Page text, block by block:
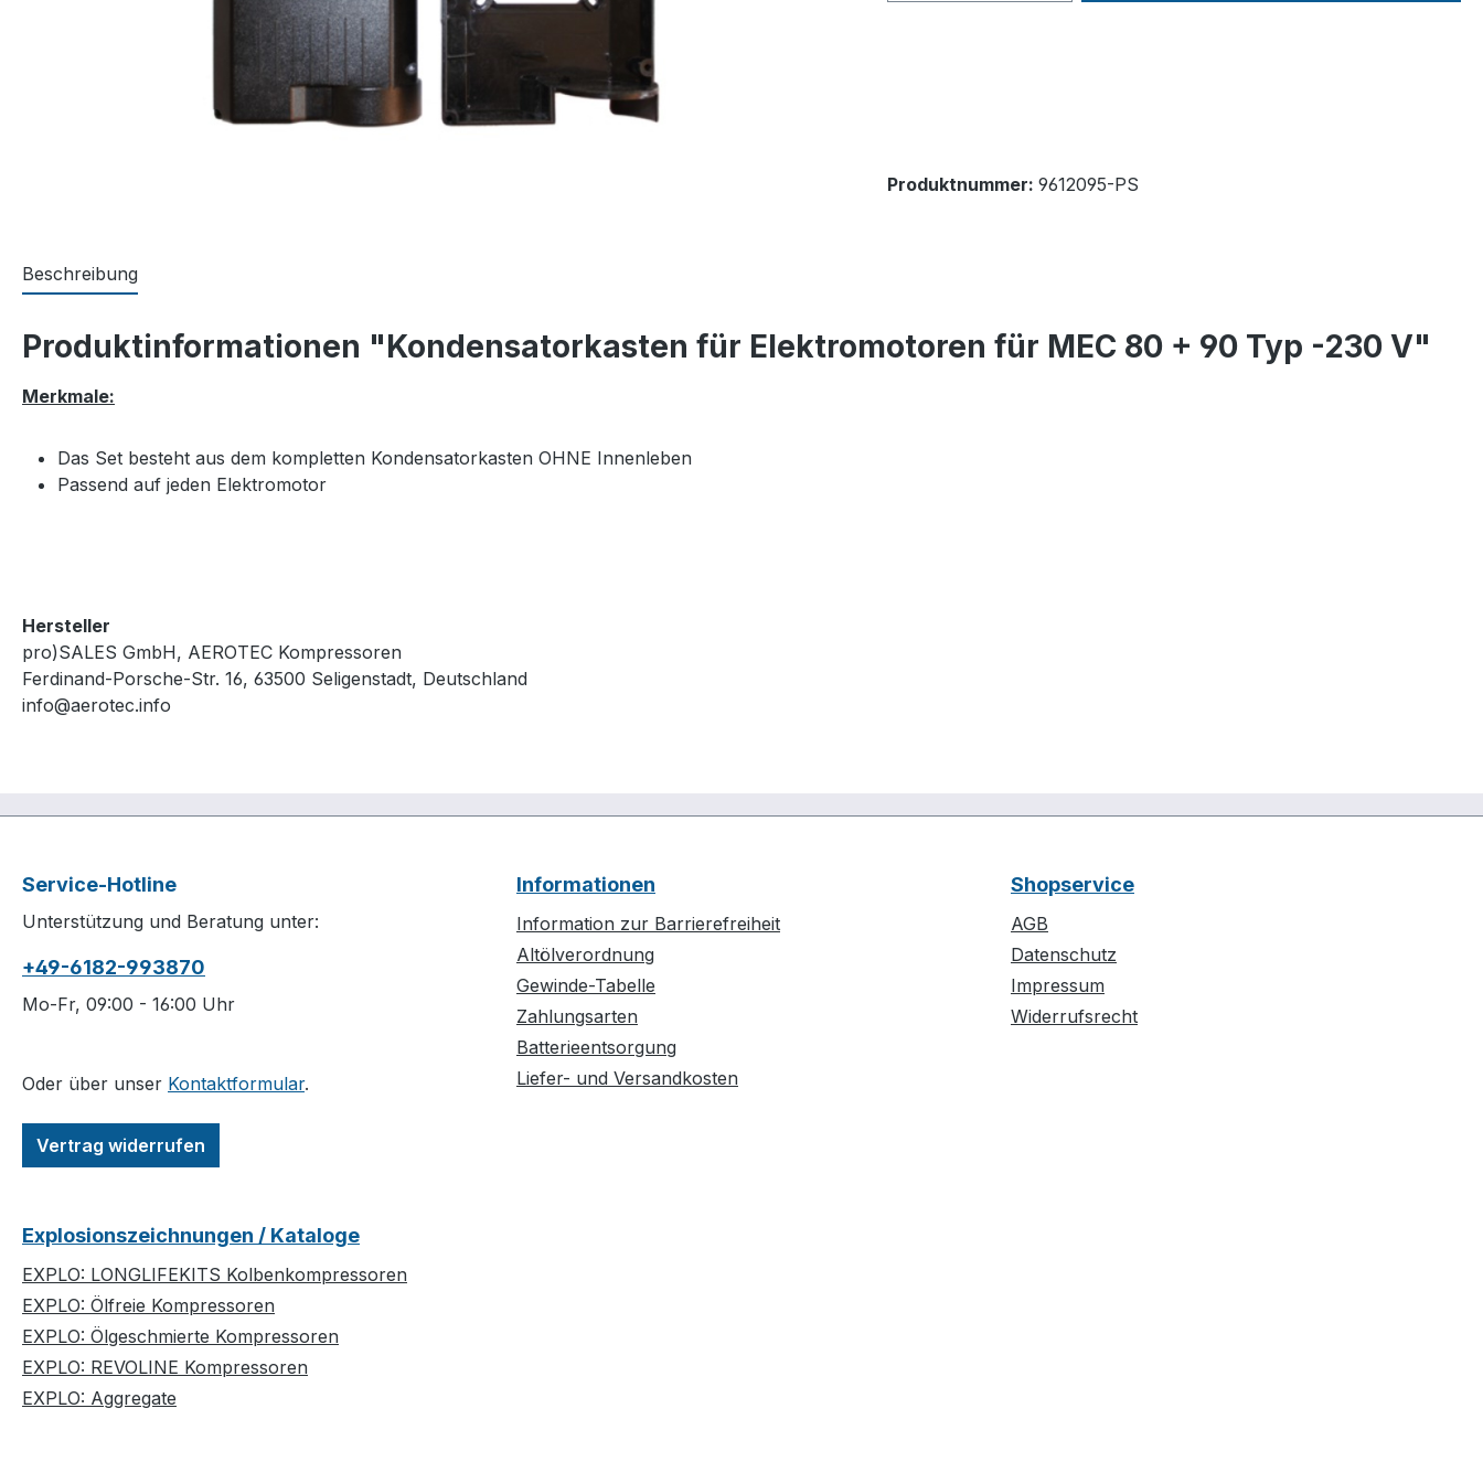
Produktnummer: 9612095-PS
Beschreibung
Produktinformationen "Kondensatorkasten für Elektromotoren für MEC 80 + 90 Typ -230 V"
Merkmale:
Das Set besteht aus dem kompletten Kondensatorkasten OHNE Innenleben
Passend auf jeden Elektromotor
Hersteller
pro)SALES GmbH, AEROTEC Kompressoren
Ferdinand-Porsche-Str. 16, 63500 Seligenstadt, Deutschland
info@aerotec.info
Service-Hotline
Unterstützung und Beratung unter:
+49-6182-993870
Mo-Fr, 09:00 - 16:00 Uhr
Oder über unser Kontaktformular.
Vertrag widerrufen
Informationen
Information zur Barrierefreiheit
Altölverordnung
Gewinde-Tabelle
Zahlungsarten
Batterieentsorgung
Liefer- und Versandkosten
Shopservice
AGB
Datenschutz
Impressum
Widerrufsrecht
Explosionszeichnungen / Kataloge
EXPLO: LONGLIFEKITS Kolbenkompressoren
EXPLO: Ölfreie Kompressoren
EXPLO: Ölgeschmierte Kompressoren
EXPLO: REVOLINE Kompressoren
EXPLO: Aggregate